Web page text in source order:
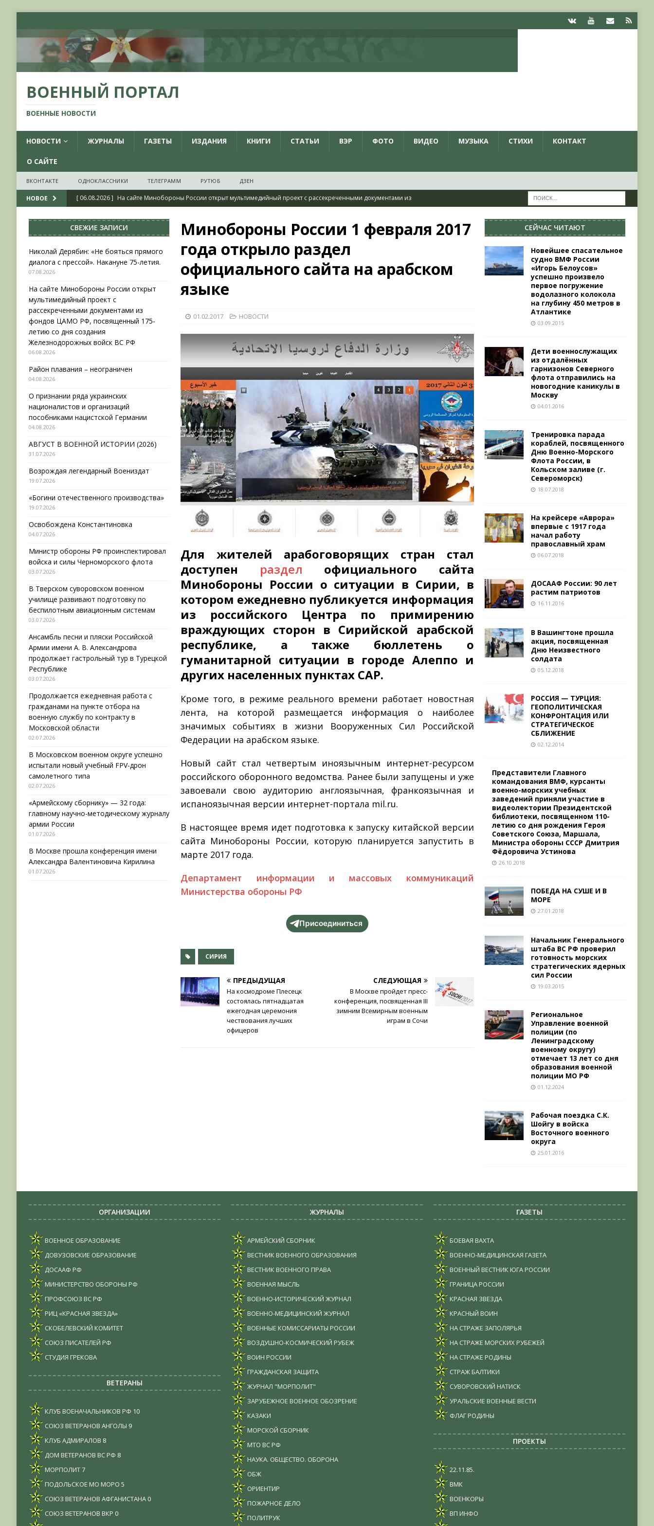
ВОЕННЫЙ ПОРТАЛ
ВОЕННЫЕ НОВОСТИ
НОВОСТИ ЖУРНАЛЫ ГАЗЕТЫ ИЗДАНИЯ КНИГИ СТАТЬИ ВЭР ФОТО ВИДЕО МУЗЫКА СТИХИ КОНТАКТ
О САЙТЕ
ВКОНТАКТЕ ОДНОКЛАССНИКИ ТЕЛЕГРАММ РУТЮБ ДЗЕН
НОВОЕ [ 06.08.2026 ] На сайте Минобороны России открыт мультимедийный проект с рассекреченными документами из
[ 04.08.2026 ] Район плавания – неограничен
КРАСНАЯ ЗВЕЗДА
[ 04.08.2026 ]
О признании ряда украинских националистов и организаций пособниками нацистской Германии
НОВОСТИ
[ 31.07.2026 ] АВГУСТ В ВОЕННОЙ ИСТОРИИ (2026)
[ 07.08.2026 ]
Николай Дерябин: «Не бояться прямого диалога с прессой». Накануне 75-летия.
Минобороны России 1 февраля 2017
года открыло раздел
официального сайта на арабском
языке
01.02.2017 НОВОСТИ
Для жителей арабоговорящих стран стал
доступен раздел официального сайта
Минобороны России о ситуации в Сирии, в
котором ежедневно публикуется информация
из российского Центра по примирению
враждующих сторон в Сирийской арабской
республике, а также бюллетень о
гуманитарной ситуации в городе Алеппо и
других населенных пунктах САР.
Кроме того, в режиме реального времени работает новостная
лента, на которой размещается информация о наиболее
значимых событиях в жизни Вооруженных Сил Российской
Федерации на арабском языке.
Новый сайт стал четвертым иноязычным интернет-ресурсом
российского оборонного ведомства. Ранее были запущены и уже
завоевали свою аудиторию англоязычная, франкоязычная и
испаноязычная версии интернет-портала mil.ru.
В настоящее время идет подготовка к запуску китайской версии
сайта Минобороны России, которую планируется запустить в
марте 2017 года.
Департамент информации и массовых коммуникаций
Министерства обороны РФ
Присоединиться
СИРИЯ
ПРЕДЫДУЩАЯ
На космодроме Плесецк
состоялась пятнадцатая
ежегодная церемония
чествования лучших
офицеров
СЛЕДУЮЩАЯ
В Москве пройдет пресс-
конференция, посвященная III
зимним Всемирным военным
играм в Сочи
СВЕЖИЕ ЗАПИСИ
Николай Дерябин: «Не бояться прямого
диалога с прессой». Накануне 75-летия.
07.08.2026
На сайте Минобороны России открыт
мультимедийный проект с
рассекреченными документами из
фондов ЦАМО РФ, посвященный 175-
летию со дня создания
Железнодорожных войск ВС РФ
06.08.2026
Район плавания – неограничен
04.08.2026
О признании ряда украинских
националистов и организаций
пособниками нацистской Германии
04.08.2026
АВГУСТ В ВОЕННОЙ ИСТОРИИ (2026)
31.07.2026
Возрождая легендарный Воениздат
19.07.2026
«Богини отечественного производства»
19.07.2026
Освобождена Константиновка
04.07.2026
Министр обороны РФ проинспектировал
войска и силы Черноморского флота
03.07.2026
В Тверском суворовском военном
училище развивают подготовку по
беспилотным авиационным системам
03.07.2026
Ансамбль песни и пляски Российской
Армии имени А. В. Александрова
продолжает гастрольный тур в Турецкой
Республике
03.07.2026
Продолжается ежедневная работа с
гражданами на пункте отбора на
военную службу по контракту в
Московской области
02.07.2026
В Московском военном округе успешно
испытали новый учебный FPV-дрон
самолетного типа
02.07.2026
«Армейскому сборнику» — 32 года:
главному научно-методическому журналу
армии России
01.07.2026
В Москве прошла конференция имени
Александра Валентиновича Кирилина
01.07.2026
СЕЙЧАС ЧИТАЮТ
Новейшее спасательное
судно ВМФ России
«Игорь Белоусов»
успешно произвело
первое погружение
водолазного колокола
на глубину 450 метров в
Атлантике
03.09.2015
Дети военнослужащих
из отдалённых
гарнизонов Северного
флота отправились на
новогодние каникулы в
Москву
04.01.2016
Тренировка парада
кораблей, посвященного
Дню Военно-Морского
Флота России, в
Кольском заливе (г.
Североморск)
18.07.2018
На крейсере «Аврора»
впервые с 1917 года
начал работу
православный храм
06.07.2018
ДОСААФ России: 90 лет
растим патриотов
16.11.2016
В Вашингтоне прошла
акция, посвященная
Дню Неизвестного
солдата
05.12.2018
РОССИЯ — ­ТУРЦИЯ:
ГЕОПОЛИТИЧЕСКАЯ
КОНФРОНТАЦИЯ ИЛИ
СТРАТЕГИЧЕСКОЕ
СБЛИЖЕНИЕ
02.12.2014
Представители Главного
командования ВМФ, курсанты
военно-морских учебных
заведений приняли участие в
видеолектории Президентской
библиотеки, посвященном 110-
летию со дня рождения Героя
Советского Союза, Маршала,
Министра обороны СССР Дмитрия
Фёдоровича Устинова
26.10.2018
ПОБЕДА НА СУШЕ И В
МОРЕ
27.01.2018
Начальник Генерального
штаба ВС РФ проверил
готовность морских
стратегических ядерных
сил России
19.03.2015
Региональное
Управление военной
полиции (по
Ленинградскому
военному округу)
отмечает 13 лет со дня
образования военной
полиции МО РФ
01.12.2024
Рабочая поездка С.К.
Шойгу в войска
Восточного военного
округа
25.01.2016
ОРГАНИЗАЦИИ
ВОЕННОЕ ОБРАЗОВАНИЕ
ДОВУЗОВСКИЕ ОБРАЗОВАНИЕ
ДОСААФ РФ
МИНИСТЕРСТВО ОБОРОНЫ РФ
ПРОФСОЮЗ ВС РФ
РИЦ «КРАСНАЯ ЗВЕЗДА»
СКОБЕЛЕВСКИЙ КОМИТЕТ
СОЮЗ ПИСАТЕЛЕЙ РФ
СТУДИЯ ГРЕКОВА
ВЕТЕРАНЫ
КЛУБ ВОЕНАЧАЛЬНИКОВ РФ 10
СОЮЗ ВЕТЕРАНОВ АНГОЛЫ 9
КЛУБ АДМИРАЛОВ 8
ДОМ ВЕТЕРАНОВ ВС РФ 8
МОРПОЛИТ7
ПОДОЛЬСКОЕ МО МОРО 5
СОЮЗ ВЕТЕРАНОВ АФГАНИСТАНА0
СОЮЗ ВЕТЕРАНОВ ВКР 0
ЖУРНАЛЫ
АРМЕЙСКИЙ СБОРНИК
ВЕСТНИК ВОЕННОГО ОБРАЗОВАНИЯ
ВЕСТНИК ВОЕННОГО ПРАВА
ВОЕННАЯ МЫСЛЬ
ВОЕННО-ИСТОРИЧЕСКИЙ ЖУРНАЛ
ВОЕННО-МЕДИЦИНСКИЙ ЖУРНАЛ
ВОЕННЫЕ КОМИССАРИАТЫ РОССИИ
ВОЗДУШНО-КОСМИЧЕСКИЙ РУБЕЖ
ВОИН РОССИИ
ГРАЖДАНСКАЯ ЗАЩИТА
ЖУРНАЛ "МОРПОЛИТ"
ЗАРУБЕЖНОЕ ВОЕННОЕ ОБОЗРЕНИЕ
КАЗАКИ
МОРСКОЙ СБОРНИК
МТО ВС РФ
НАУКА. ОБЩЕСТВО. ОБОРОНА
ОБЖ
ОРИЕНТИР
ПОЖАРНОЕ ДЕЛО
ПОЛИТРУК
ГАЗЕТЫ
БОЕВАЯ ВАХТА
ВОЕННО-МЕДИЦИНСКАЯ ГАЗЕТА
ВОЕННЫЙ ВЕСТНИК ЮГА РОССИИ
ГРАНИЦА РОССИИ
КРАСНАЯ ЗВЕЗДА
КРАСНЫЙ ВОИН
НА СТРАЖЕ ЗАПОЛЯРЬЯ
НА СТРАЖЕ МОРСКИХ РУБЕЖЕЙ
НА СТРАЖЕ РОДИНЫ
СТРАЖ БАЛТИКИ
СУВОРОВСКИЙ НАТИСК
УРАЛЬСКИЕ ВОЕННЫЕ ВЕСТИ
ФЛАГ РОДИНЫ
ПРОЕКТЫ
22.11.85.
ВМК
ВОЕНКОРЫ
ВП ИНФО